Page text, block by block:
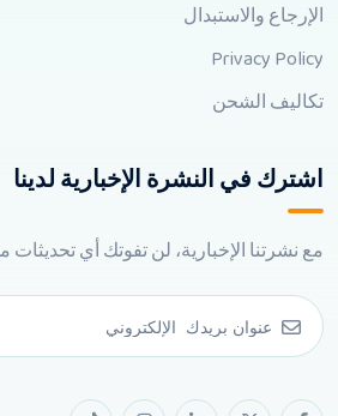
الإرجاع والاستبدال
Privacy Policy
تكاليف الشحن
اشترك في النشرة الإخبارية لدينا
مع نشرتنا الإخبارية، لن تفوتك أي تحديثات